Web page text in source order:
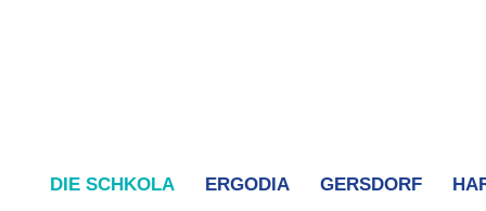
DIE SCHKOLA ERGODIA GERSDORF